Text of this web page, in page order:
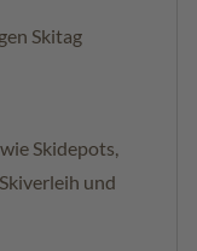
Skitag
Skidepots,
und